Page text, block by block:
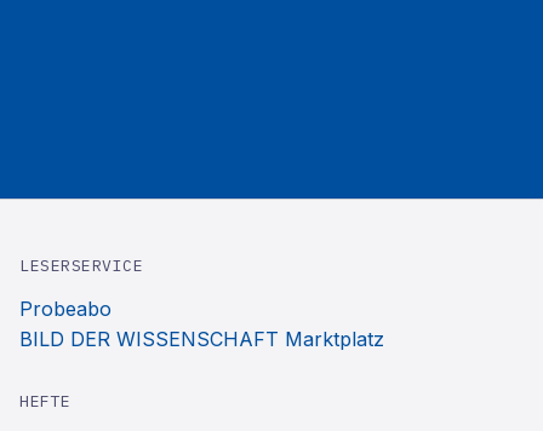
LESERSERVICE
Probeabo
BILD DER WISSENSCHAFT Marktplatz
HEFTE